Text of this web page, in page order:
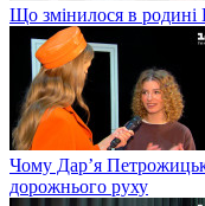
Що змінилося в
Чому Дар’я
дорожнього руху